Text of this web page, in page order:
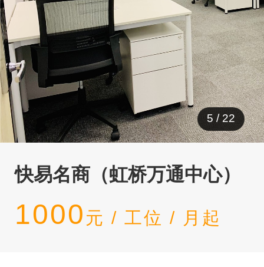
5 / 22
快易名商（虹桥万通中心）
1000 元 / 工位 / 月起